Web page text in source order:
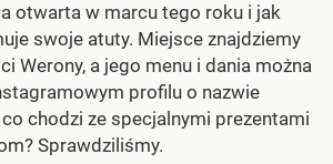
otwarta w marcu tego roku i jak
swoje atuty. Miejsce znajdziemy
Werony, a jego menu i dania można
profilu o nazwie
chodzi ze specjalnymi prezentami
Sprawdziliśmy.